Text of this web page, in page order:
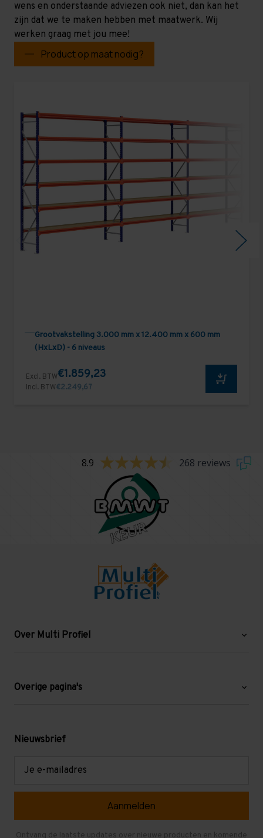
wens en onderstaande adviezen ook niet, dan kan het
zijn dat we te maken hebben met maatwerk. Wij
werken graag met jou mee!
Product op maat nodig?
Grootvakstelling 3.000 mm x 12.400 mm x 600 mm
(HxLxD) - 6 niveaus
Excl. BTW€1.859,23
Incl. BTW€2.249,67
8.9 268 reviews
Over Multi Profiel
Blog
Levering en afhalen
Overige pagina's
Mezzanine
Gebruikte entresolvloeren
Nieuwsbrief
Ontvang de laatste updates over nieuwe producten en komende